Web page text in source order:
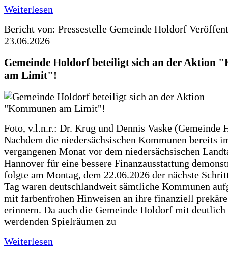
Weiterlesen
Bericht von: Pressestelle Gemeinde Holdorf
23.06.2026
Gemeinde Holdorf beteiligt sich an der Aktion
am Limit"!
Foto, v.l.n.r.: Dr. Krug und Dennis Vaske (Gemeinde
Nachdem die niedersächsischen Kommunen bereits
vergangenen Monat vor dem niedersächsischen
Hannover für eine bessere Finanzausstattung
folgte am Montag, dem 22.06.2026 der nächste
Tag waren deutschlandweit sämtliche Kommunen
mit farbenfrohen Hinweisen an ihre finanziell
erinnern. Da auch die Gemeinde Holdorf mit deutlich
werdenden Spielräumen zu
Weiterlesen